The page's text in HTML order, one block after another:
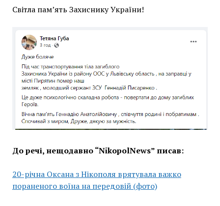
Світла пам’ять Захиснику України!
До речі, нещодавно “NikopolNews” писав:
20-річна Оксана з Нікополя врятувала важко
пораненого воїна на передовій (фото)